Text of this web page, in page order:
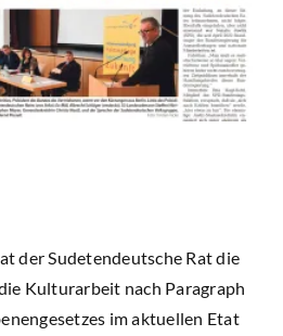
der Sudetendeutsche Rat die
Kulturarbeit nach Paragraph
im aktuellen Etat